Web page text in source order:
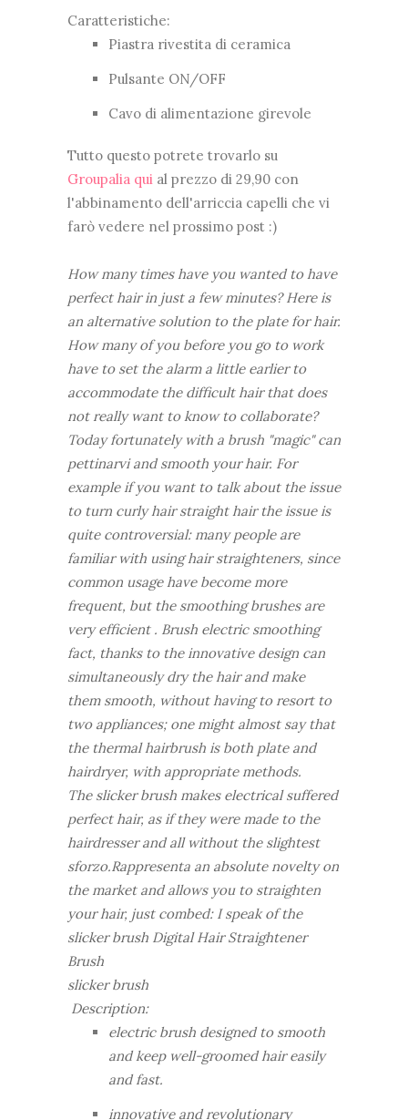
Caratteristiche:
Piastra rivestita di ceramica
Pulsante ON/OFF
Cavo di alimentazione girevole
Tutto questo potrete trovarlo su
Groupalia qui al prezzo di 29,90 con
l'abbinamento dell'arriccia capelli che vi
farò vedere nel prossimo post :)
How many times have you wanted to have
perfect hair in just a few minutes? Here is
an alternative solution to the plate for hair.
How many of you before you go to work
have to set the alarm a little earlier to
accommodate the difficult hair that does
not really want to know to collaborate?
Today fortunately with a brush "magic" can
pettinarvi and smooth your hair. For
example if you want to talk about the issue
to turn curly hair straight hair the issue is
quite controversial: many people are
familiar with using hair straighteners, since
common usage have become more
frequent, but the smoothing brushes are
very efficient . Brush electric smoothing
fact, thanks to the innovative design can
simultaneously dry the hair and make
them smooth, without having to resort to
two appliances; one might almost say that
the thermal hairbrush is both plate and
hairdryer, with appropriate methods.
The slicker brush makes electrical suffered
perfect hair, as if they were made to the
hairdresser and all without the slightest
sforzo.Rappresenta an absolute novelty on
the market and allows you to straighten
your hair, just combed: I speak of the
slicker brush Digital Hair Straightener
Brush
slicker brush
Description:
electric brush designed to smooth
and keep well-groomed hair easily
and fast.
innovative and revolutionary